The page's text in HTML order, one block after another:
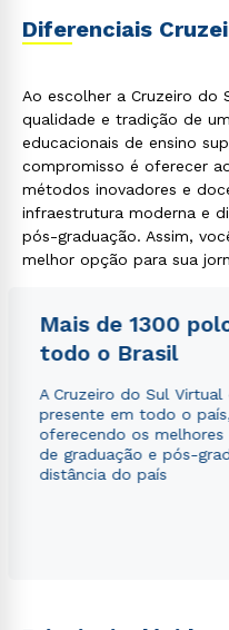
Diferenciais
Ao escolher a Cruzeiro do
qualidade e tradição de
educacionais de ensino
compromisso é oferecer
métodos inovadores e
infraestrutura moderna e
pós-graduação. Assim,
melhor opção para sua
Mais de 1300
todo o Brasil
A Cruzeiro do Sul Virtual
presente em todo o
oferecendo os melhores
de graduação e pós-
distância do país